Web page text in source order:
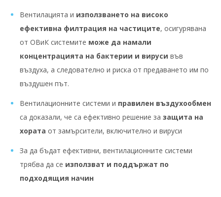
Вентилацията и използването на високо
ефективна филтрация на частиците, осигурявана
от ОВиК системите може да намали
концентрацията на бактерии и вируси във
въздуха, а следователно и риска от предаването им по
въздушен път.
Вентилационните системи и правилен въздухообмен
са доказали, че са ефективно решение за защита на
хората от замърсители, включително и вируси
За да бъдат ефективни, вентилационните системи
трябва да се използват и поддържат по
подходящия начин